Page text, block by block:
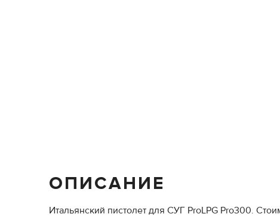
ОПИСАНИЕ
Итальянский пистолет для СУГ ProLPG Pro300.